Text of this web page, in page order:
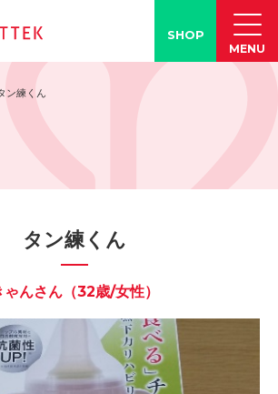
-ブログ
-学会発表情報
-お客様の声
-メディア紹介事例
誤嚥・誤嚥性肺炎の知識
-誤嚥・誤嚥性肺炎とは
SHOP
MENU
ン練くん
タン練くん
ゃんさん（32歳/女性）